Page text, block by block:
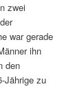
zwei
war gerade
ihn
den
Jährige zu